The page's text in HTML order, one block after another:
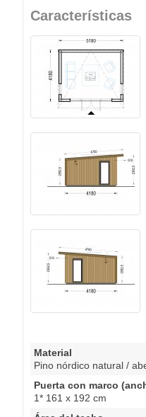
Características
Material
Pino nórdico natural /
Puerta con marco
1* 161 x 192 cm